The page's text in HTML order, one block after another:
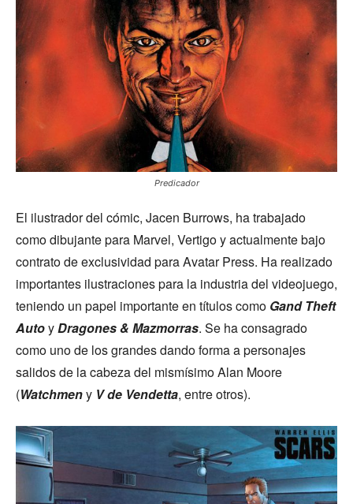
Predicador
El ilustrador del cómic, Jacen Burrows, ha trabajado
como dibujante para Marvel, Vertigo y actualmente bajo
contrato de exclusividad para Avatar Press. Ha realizado
importantes ilustraciones para la industria del videojuego,
teniendo un papel importante en títulos como Gand Theft
AutoyDragones & Mazmorras. Se ha consagrado
como uno de los grandes dando forma a personajes
salidos de la cabeza del mismísimo Alan Moore
(Watchmeny V de Vendetta, entre otros).